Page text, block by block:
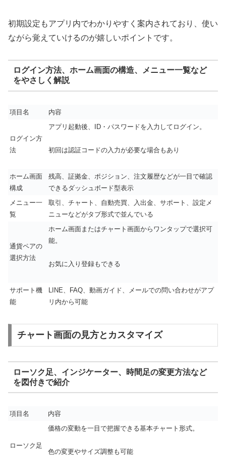
初期設定もアプリ内でわかりやすく案内されており、使い
ながら覚えていけるのが嬉しいポイントです。
ログイン方法、ホーム画面の構造、メニュー一覧など
をやさしく解説
項目名 内容
ログイン方
法
アプリ起動後、ID・パスワードを入力してログイン。
初回は認証コードの入力が必要な場合もあり
ホーム画面
構成
残高、証拠金、ポジション、注文履歴などが一目で確認
できるダッシュボード型表示
メニュー一
覧
取引、チャート、自動売買、入出金、サポート、設定メ
ニューなどがタブ形式で並んでいる
通貨ペアの
選択方法
ホーム画面またはチャート画面からワンタップで選択可
能。
お気に入り登録もできる
サポート機
能
LINE、FAQ、動画ガイド、メールでの問い合わせがアプ
リ内から可能
チャート画面の見方とカスタマイズ
ローソク足、インジケーター、時間足の変更方法など
を図付きで紹介
項目名 内容
ローソク足
価格の変動を一目で把握できる基本チャート形式。
色の変更やサイズ調整も可能